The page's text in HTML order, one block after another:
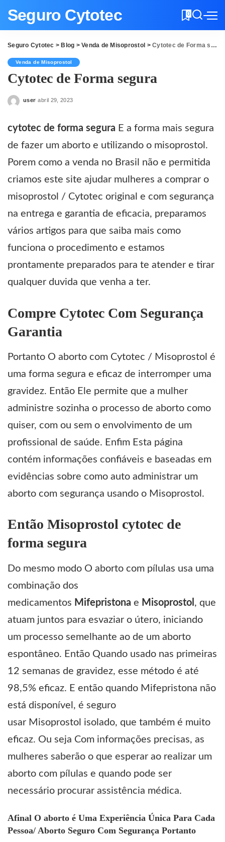
Seguro Cytotec 0
Seguro Cytotec > Blog >Venda de Misoprostol >Cytotec de Forma segura
Venda de Misoprostol
Cytotec de Forma segura
Posted
user abril 29, 2023
cytotec de forma segura E a forma mais segura
de fazer um aborto e utilizando o misoprostol.
Porem como a venda no Brasil não e permitida
criamos este site ajudar mulheres a comprar o
misoprostol / Cytotec original e com segurança
na entrega e garantia de eficacia, preparamos
vários artigos para que saiba mais como
funciona o procedimento e estamos
prontamente preparados para te atender e tirar
qualquer duvida que venha a ter.
Compre Cytotec Com Segurança
Garantia
Portanto O aborto com Cytotec / Misoprostol é
uma forma segura e eficaz de interromper uma
gravidez. Então Ele permite que a mulher
administre sozinha o processo de aborto como
quiser, com ou sem o envolvimento de um
profissional de saúde. Enfim Esta página
contém informações confiáveis e baseadas em
evidências sobre como auto administrar um
aborto com segurança usando o Misoprostol.
Então Misoprostol cytotec de
forma segura
Do mesmo modo O aborto com pílulas usa uma
combinação dos
medicamentos Mifepristona e Misoprostol , que
atuam juntos para esvaziar o útero, iniciando
um processo semelhante ao de um aborto
espontâneo. Então Quando usado nas primeiras
12 semanas de gravidez, esse método é até
98,5% eficaz. E então quando Mifepristona não
está disponível, é seguro
usar Misoprostol isolado, que também é muito
eficaz. Ou seja Com informações precisas, as
mulheres saberão o que esperar ao realizar um
aborto com pílulas e quando pode ser
necessário procurar assistência médica.
Afinal O aborto é Uma Experiência Única Para Cada
Pessoa/ Aborto Seguro Com Segurança Portanto